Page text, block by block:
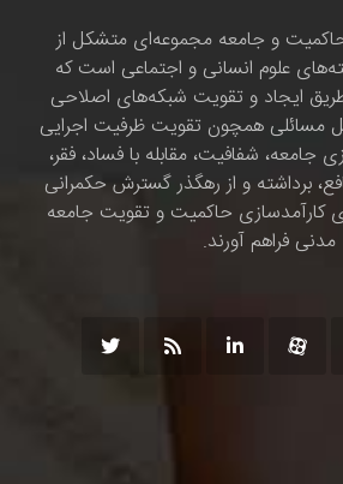
حاکمیت و جامعه مجموعه‌ای متشکل از
علوم انسانی و اجتماعی است که
ایجاد و تقویت شبکه‌های اصلاحی
مسائلی همچون تقویت ظرفیت اجرایی
جامعه، شفافیت، مقابله با فساد، فقر،
برداشته و از رهگذر گسترش حکمرانی
کارآمدسازی حاکمیت و تقویت جامعه
مدنی فراهم آورند.